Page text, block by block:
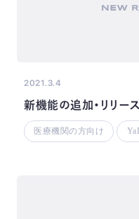
2021.3.4
新機能の追加・リリー
医療機関の方向け